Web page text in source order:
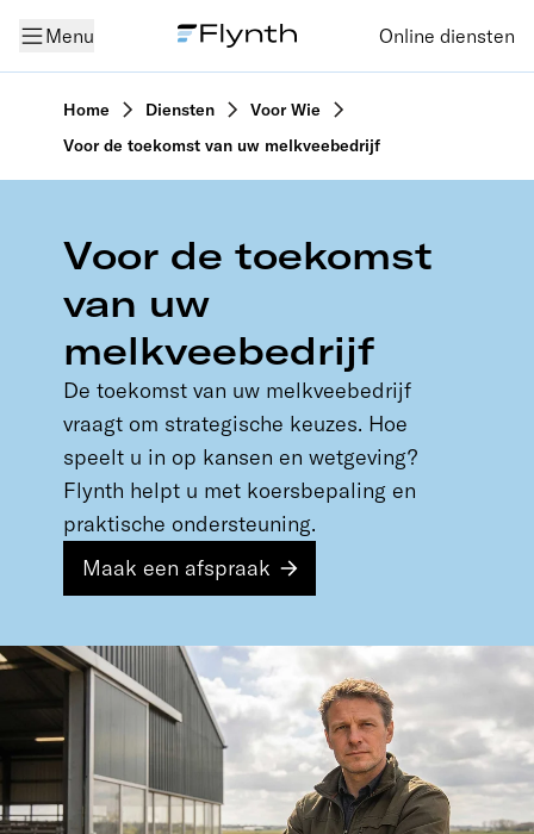
Menu Online diensten
Home Diensten
Voor Wie
Voor de toekomst van uw melkveebedrijf
Voor de toekomst
van uw
melkveebedrijf
De toekomst van uw melkveebedrijf
vraagt om strategische keuzes. Hoe
speelt u in op kansen en wetgeving?
Flynth helpt u met koersbepaling en
praktische ondersteuning.
Maak een afspraak